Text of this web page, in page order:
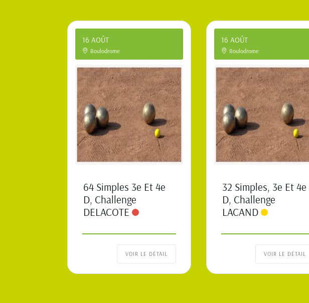
16 AOÛT
Boulodrome
64 Simples 3e Et 4e
D, Challenge
DELACOTE
VOIR LE DÉTAIL
16 AOÛT
Boulodrome
32 Simples, 3e Et 4e
D, Challenge
LACAND
VOIR LE DÉTAIL